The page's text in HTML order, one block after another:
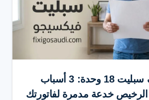
تواصل عبر واتساب
ارخص مكيف سبليت 18 وحدة: 3 أسباب
خدعة مدمرة لفاتورتك